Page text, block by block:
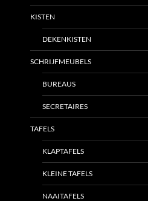
KISTEN
DEKENKISTEN
SCHRIJFMEUBELS
BUREAUS
SECRETAIRES
TAFELS
KLAPTAFELS
KLEINE TAFELS
NAAITAFELS